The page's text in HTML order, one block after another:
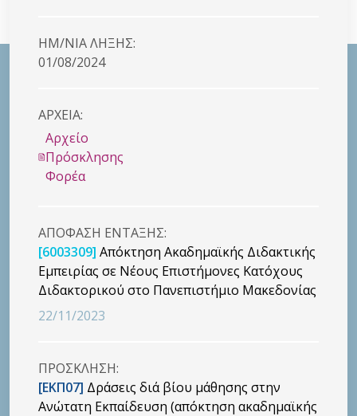
HM/NIA ΛΗΞΗΣ:
01/08/2024
ΑΡΧΕΙΑ:
Αρχείο
Πρόσκλησης
Φορέα
ΑΠΟΦΑΣΗ ΕΝΤΑΞΗΣ:
[6003309] Απόκτηση Ακαδημαϊκής Διδακτικής
Εμπειρίας σε Νέους Επιστήμονες Κατόχους
Διδακτορικού στο Πανεπιστήμιο Μακεδονίας
22/11/2023
ΠΡΟΣΚΛΗΣΗ:
[ΕΚΠ07] Δράσεις διά βίου μάθησης στην
Ανώτατη Εκπαίδευση (απόκτηση ακαδημαϊκής